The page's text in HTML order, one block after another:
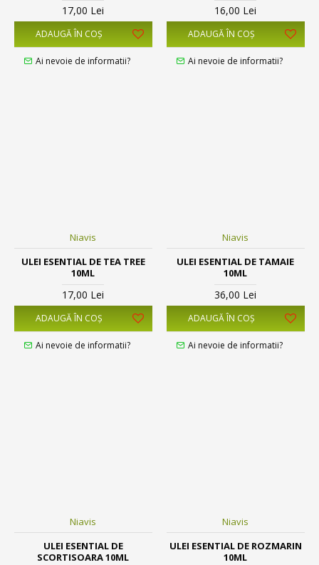
17,00 Lei
ADAUGĂ ÎN COŞ
Ai nevoie de informatii?
16,00 Lei
ADAUGĂ ÎN COŞ
Ai nevoie de informatii?
Niavis
ULEI ESENTIAL DE TEA TREE
10ML
17,00 Lei
ADAUGĂ ÎN COŞ
Ai nevoie de informatii?
Niavis
ULEI ESENTIAL DE TAMAIE
10ML
36,00 Lei
ADAUGĂ ÎN COŞ
Ai nevoie de informatii?
Niavis
ULEI ESENTIAL DE
SCORTISOARA 10ML
Niavis
ULEI ESENTIAL DE ROZMARIN
10ML